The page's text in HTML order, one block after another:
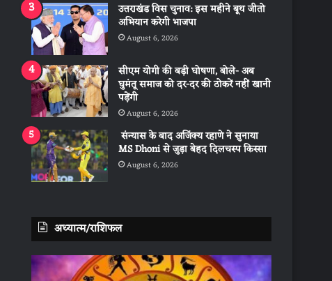
उत्तराखंड विस चुनाव: इस महीने बूथ जीतो
अभियान करेगी भाजपा
August 6, 2026
सीएम योगी की बड़ी घोषणा, बोले- अब
घुमंतू समाज को दर-दर की ठोकरें नहीं खानी
पड़ेंगी
August 6, 2026
संन्यास के बाद अजिंक्‍य रहाणे ने सुनाया
MS Dhoni से जुड़ा बेहद दिलचस्प किस्सा
August 6, 2026
अध्यात्म/राशिफल